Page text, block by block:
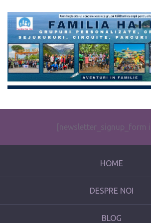
The form you have selected does not
[newsletter_signup_form
HOME
DESPRE NOI
BLOG